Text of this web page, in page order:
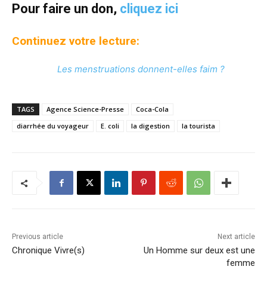
Pour faire un don, cliquez ici
Continuez votre lecture:
Les menstruations donnent-elles faim ?
TAGS Agence Science-Presse
Coca-Cola
diarrhée du voyageur
E. coli la digestion la tourista
Previous article
Chronique Vivre(s)
Next article
Un Homme sur deux est une
femme